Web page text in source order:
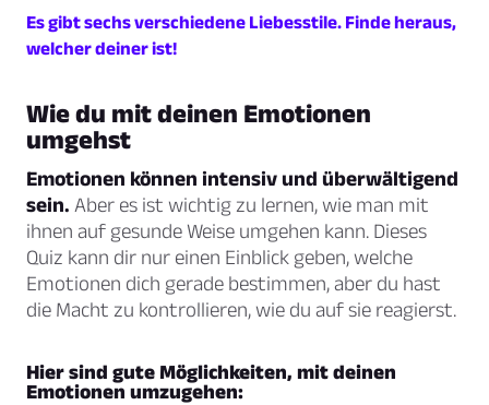
Es gibt sechs verschiedene Liebesstile. Finde heraus,
welcher deiner ist!
Wie du mit deinen Emotionen
umgehst
Emotionen können intensiv und überwältigend
sein. Aber es ist wichtig zu lernen, wie man mit
ihnen auf gesunde Weise umgehen kann. Dieses
Quiz kann dir nur einen Einblick geben, welche
Emotionen dich gerade bestimmen, aber du hast
die Macht zu kontrollieren, wie du auf sie reagierst.
Hier sind gute Möglichkeiten, mit deinen
Emotionen umzugehen: